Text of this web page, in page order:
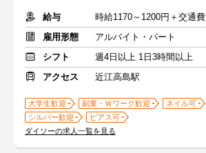
給与
時給1170～1200円＋交通費
雇用形態
アルバイト・パート
シフト
週4日以上 1日3時間以上
アクセス
近江高島駅
大学生歓迎 副業・Ｗワーク歓迎
ネイル可
シルバー歓迎
ピアス可
ダイソーの求人一覧を見る